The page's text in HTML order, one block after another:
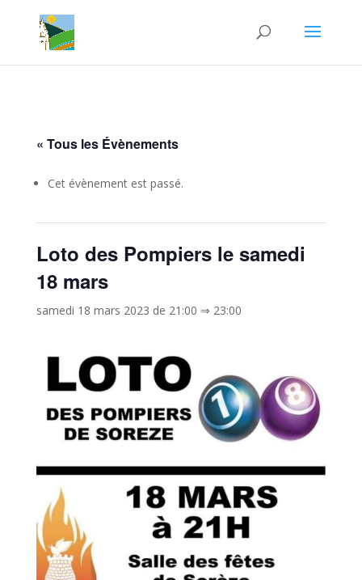
« Tous les Évènements
Cet évènement est passé.
Loto des Pompiers le samedi
18 mars
samedi 18 mars 2023 de 21:00 ⇒ 23:00